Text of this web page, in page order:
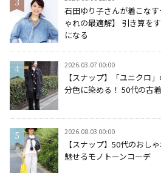
石田ゆり子さんが着こな
ゃれの最適解】 引き算を
になる
2026.03.07 00:00
【スナップ】「ユニクロ
分色に染める！ 50代の古
2026.08.03 00:00
【スナップ】50代のおし
魅せるモノトーンコーデ